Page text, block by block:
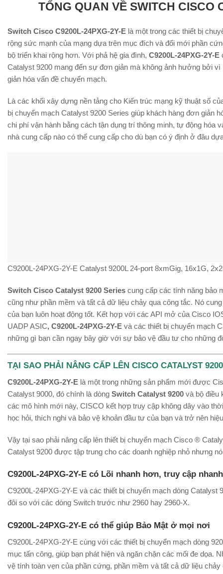
TỔNG QUAN VỀ SWITCH CISCO
Switch Cisco C9200L-24PXG-2Y-E là một trong các thiết bị
rộng sức mạnh của mạng dựa trên mục đích và đổi mới phần
bộ triển khai rộng hơn. Với phả hệ gia đình, C9200L-24PXG-2Y-E
Catalyst 9200 mang đến sự đơn giản mà không ảnh hưởng bởi vì
giản hóa vấn đề chuyển mạch.
Là các khối xây dựng nền tảng cho Kiến trúc mạng kỹ thuật số
bị chuyển mạch Catalyst 9200 Series giúp khách hàng đơn giản
chi phí vận hành bằng cách tận dụng trí thông minh, tự động hóa
nhà cung cấp nào có thể cung cấp cho dù bạn có ý định ở đâu
C9200L-24PXG-2Y-E Catalyst 9200L 24-port 8xmGig, 16x1G,
Switch Cisco Catalyst 9200 Series cung cấp các tính năng bảo
cũng như phần mềm và tất cả dữ liệu chảy qua công tắc. Nó
của bạn luôn hoạt động tốt. Kết hợp với các API mở của Cisco
UADP ASIC, C9200L-24PXG-2Y-E và các thiết bị chuyển mạch
những gì bạn cần ngay bây giờ với sự bảo vệ đầu tư cho những
TẠI SAO PHẢI NÂNG CẤP LÊN CISCO CATALYST
C9200L-24PXG-2Y-E là một trong những sản phẩm mới được
Catalyst 9000, đó chính là dòng Switch Catalyst 9200 và bộ điều
các mô hình mới này, CISCO kết hợp truy cập không dây vào
học hỏi, thích nghi và bảo vệ khoản đầu tư của bạn và trở nên
Vậy tại sao phải nâng cấp lên thiết bị chuyển mạch Cisco ®
Catalyst 9200 được tập trung cho các doanh nghiệp nhỏ nhưng
C9200L-24PXG-2Y-E có Lõi nhanh hơn, truy cập
C9200L-24PXG-2Y-E và các thiết bị chuyển mạch dòng Catalyst
đôi so với các dòng Switch trước như 2960 hay 2960-X.
C9200L-24PXG-2Y-E có thể giúp Bảo Mật ở mọi nơi
C9200L-24PXG-2Y-E cùng với các thiết bị chuyển mạch dòng
mục tấn công, giúp bạn phát hiện và ngăn chặn các mối đe dọa.
vệ tính toàn vẹn của phần cứng, phần mềm và tất cả dữ liệu chảy